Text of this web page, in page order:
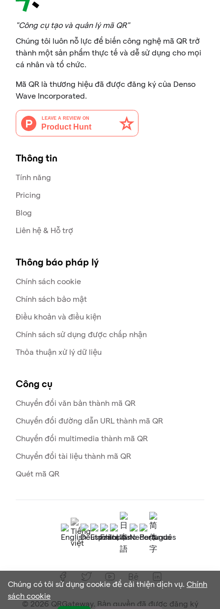
"Công cụ tạo và quản lý mã QR"
Chúng tôi luôn nỗ lực để biến công nghệ mã QR trở
thành một sản phẩm thực tế và dễ sử dụng cho mọi
cá nhân và tổ chức.
Mã QR là thương hiệu đã được đăng ký của Denso
Wave Incorporated.
Thông tin
Tính năng
Pricing
Blog
Liên hệ & Hỗ trợ
Thông báo pháp lý
Chính sách cookie
Chính sách bảo mật
Điều khoản và điều kiện
Chính sách sử dụng được chấp nhận
Thỏa thuận xử lý dữ liệu
Công cụ
Chuyển đổi văn bản thành mã QR
Chuyển đổi đường dẫn URL thành mã QR
Chuyển đổi multimedia thành mã QR
Chuyển đổi tài liệu thành mã QR
Quét mã QR
© 2026 QRGateway. Bản quyền đã được đăng ký
Chúng có tôi sử dụng cookie để cải thiện dịch vụ. Chính
sách cookie